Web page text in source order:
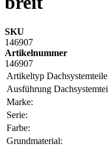
SKU
146907
Artikelnummer
146907
Artikeltyp
Ausführung
Marke:
Serie:
Farbe:
Grundmaterial: